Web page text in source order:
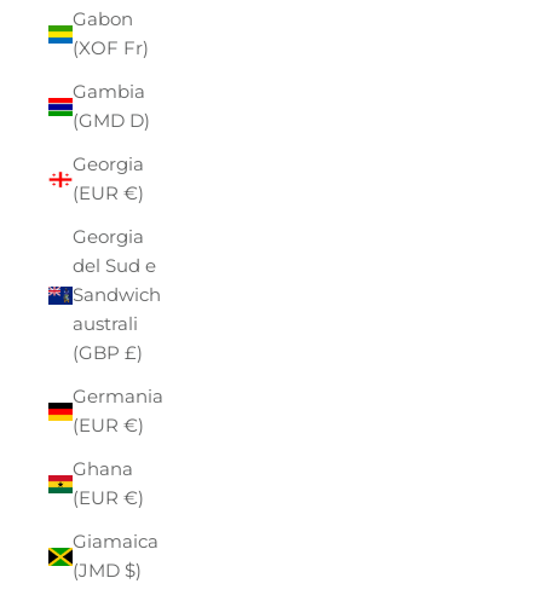
Gabon
(XOF Fr)
Gambia
(GMD D)
Georgia
(EUR €)
Georgia
del Sud e
Sandwich
australi
(GBP £)
Germania
(EUR €)
Ghana
(EUR €)
Giamaica
(JMD $)